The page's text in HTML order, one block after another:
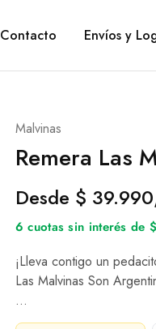
Contacto Envíos y
Malvinas
Remera Las
Desde $
6 cuotas sin interés de
¡Lleva contigo un
Las Malvinas Son
…